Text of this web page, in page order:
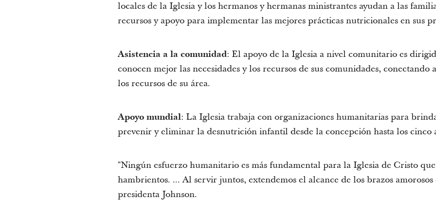
locales de la Iglesia y los hermanos y hermanas ministrantes ayudan a las
recursos y apoyo para implementar las mejores prácticas nutricionales en sus
Asistencia a la comunidad: El apoyo de la Iglesia a nivel comunitario es
conocen mejor las necesidades y los recursos de sus comunidades,
los recursos de su área.
Apoyo mundial: La Iglesia trabaja con organizaciones humanitarias para
prevenir y eliminar la desnutrición infantil desde la concepción hasta los cinco
"Ningún esfuerzo humanitario es más fundamental para la Iglesia de Cristo
hambrientos. ... Al servir juntos, extendemos el alcance de los brazos
presidenta Johnson.